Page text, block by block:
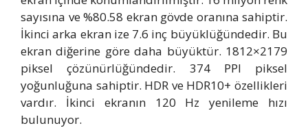
sayısına ve %80.58 ekran gövde oranına sahiptir.
İkinci arka ekran ize 7.6 inç büyüklüğündedir. Bu
ekran diğerine göre daha büyüktür. 1812×2179
piksel çözünürlüğündedir. 374 PPI piksel
yoğunluğuna sahiptir. HDR ve HDR10+ özellikleri
vardır. İkinci ekranın 120 Hz yenileme hızı
bulunuyor.